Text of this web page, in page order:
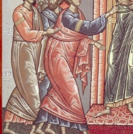
2018
2017
2016
2015
2014
2013